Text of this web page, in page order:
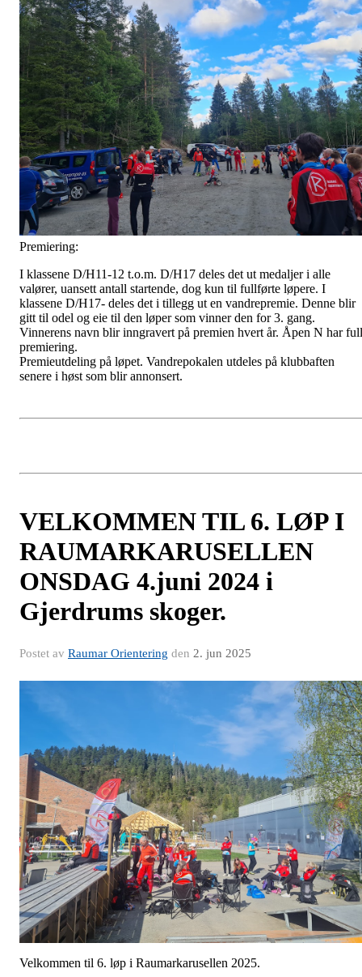
Premiering:
I klassene D/H11-12 t.o.m. D/H17 deles det ut medaljer i alle
valører, uansett antall startende, dog kun til fullførte løpere. I
klassene D/H17- deles det i tillegg ut en vandrepremie. Denne blir
gitt til odel og eie til den løper som vinner den for 3. gang.
Vinnerens navn blir inngravert på premien hvert år. Åpen N har full
premiering.
Premieutdeling på løpet. Vandrepokalen utdeles på klubbaften
senere i høst som blir annonsert.
VELKOMMEN TIL 6. LØP I
RAUMARKARUSELLEN
ONSDAG 4.juni 2024 i
Gjerdrums skoger.
Postet av Raumar Orientering den 2. jun 2025
Velkommen til 6. løp i Raumarkarusellen 2025.